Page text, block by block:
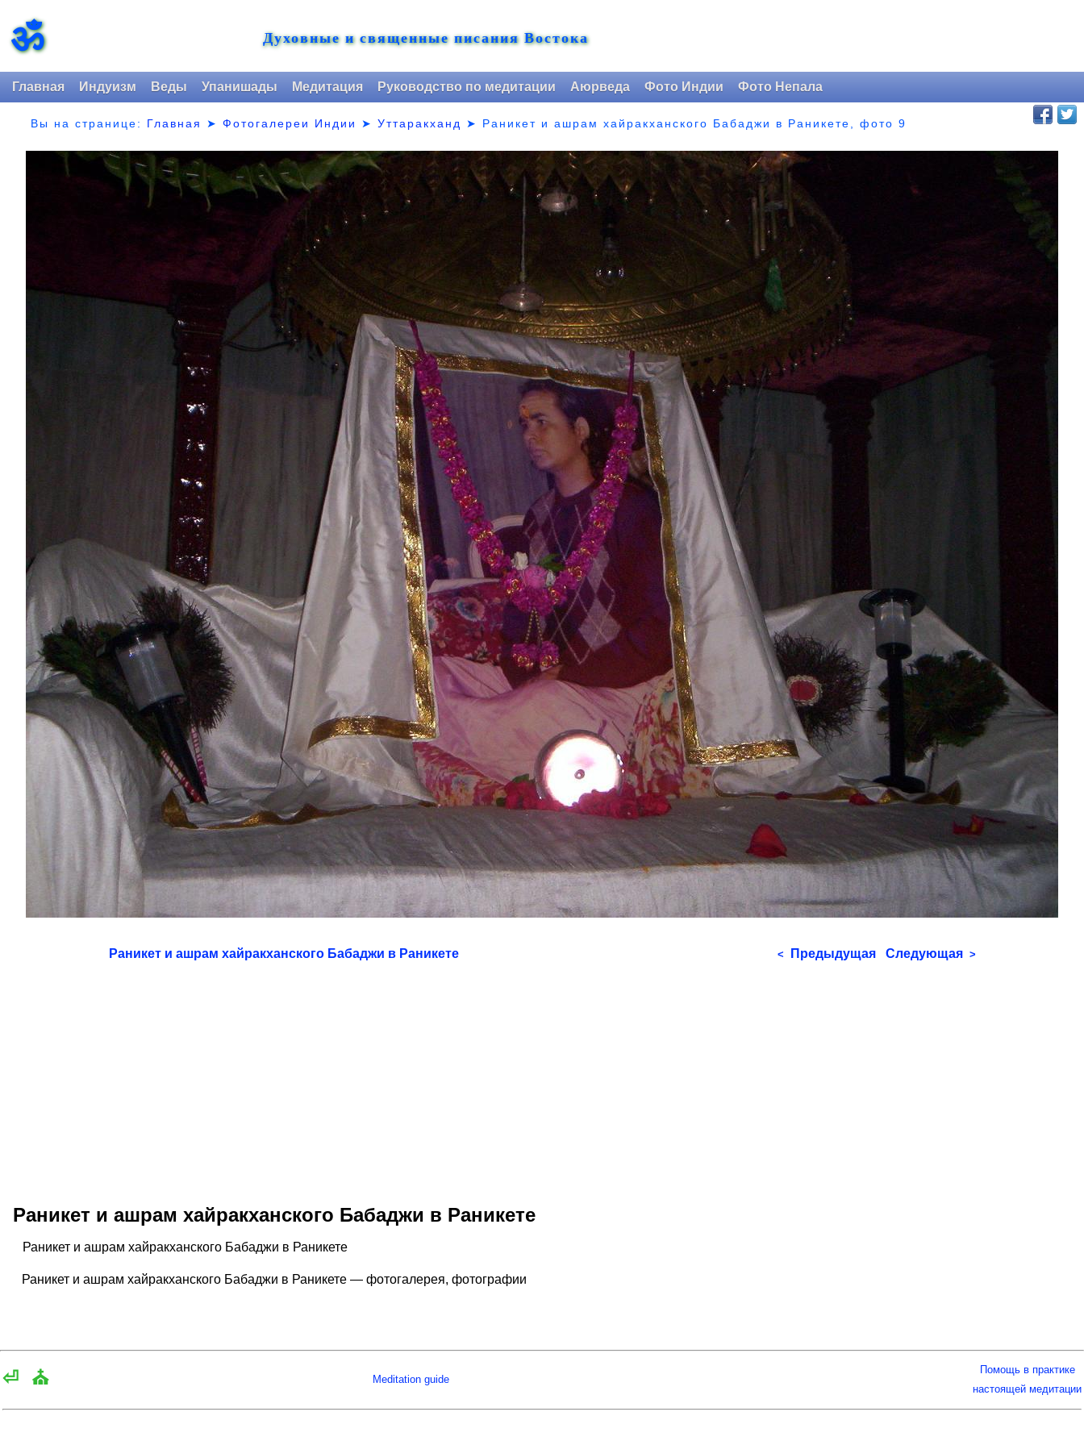
ॐ Духовные и священные писания Востока
Главная Индуизм Веды Упанишады Медитация Руководство по медитации Аюрведа Фото Индии Фото Непала
Вы на странице: Главная ➤Фотогалереи Индии ➤Уттаракханд ➤ Раникет и ашрам хайракханского Бабаджи в Раникете, фото 9
Раникет и ашрам хайракханского Бабаджи в Раникете < Предыдущая Следующая >
Раникет и ашрам хайракханского Бабаджи в Раникете
Раникет и ашрам хайракханского Бабаджи в Раникете
Раникет и ашрам хайракханского Бабаджи в Раникете — фотогалерея, фотографии
⏎ ⛪ Meditation guide
Помощь в практике
настоящей медитации